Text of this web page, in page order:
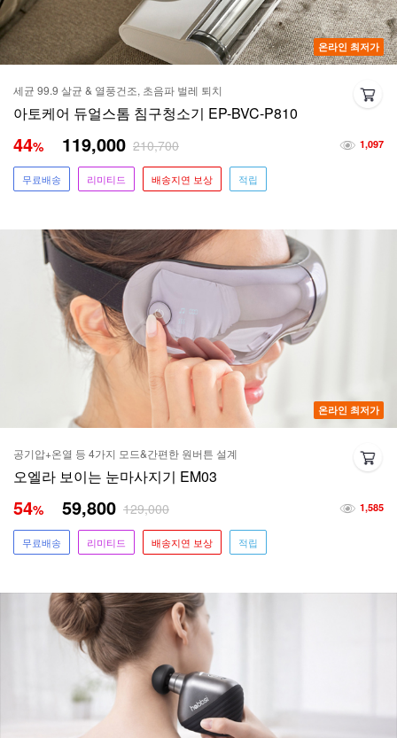
온라인 최저가
세균 99.9 살균 & 열풍건조, 초음파 벌레 퇴치
아토케어 듀얼스톰 침구청소기 EP-BVC-P810
1,097
44% 119,000 210,700
무료배송 리미티드 배송지연 보상 적립
온라인 최저가
공기압+온열 등 4가지 모드&간편한 원버튼 설계
오엘라 보이는 눈마사지기 EM03
1,585
54% 59,800 129,000
무료배송 리미티드 배송지연 보상 적립